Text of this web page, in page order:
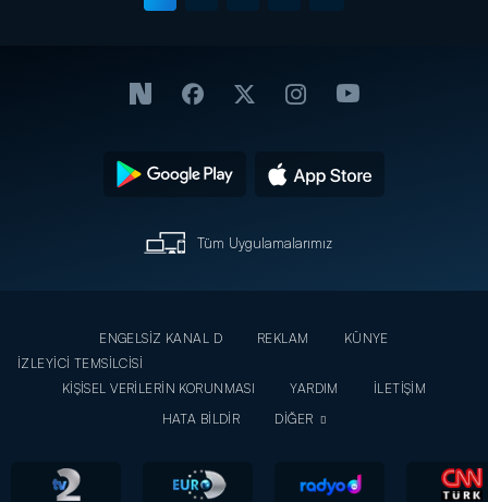
Tüm Uygulamalarımız
ENGELSİZ KANAL D REKLAM
KÜNYE
İZLEYİCİ TEMSİLCİSİ
KİŞİSEL VERİLERİN KORUNMASI
YARDIM
İLETİŞİM
HATA BİLDİR
DİĞER